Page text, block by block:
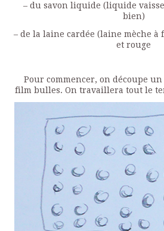
– du savon liquide (liquide
bien)
– de la laine cardée (laine mèche à
et rouge
Pour commencer, on découpe
film bulles. On travaillera tout le